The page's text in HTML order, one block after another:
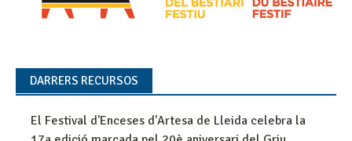
DARRERS RECURSOS
El Festival d'Enceses d'Artesa de Lleida celebra la